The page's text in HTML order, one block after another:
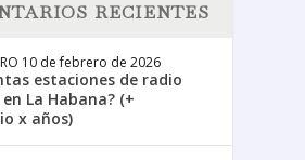
RECIENTES
10 de febrero de 2026
estaciones de radio
La Habana? (+
x años)